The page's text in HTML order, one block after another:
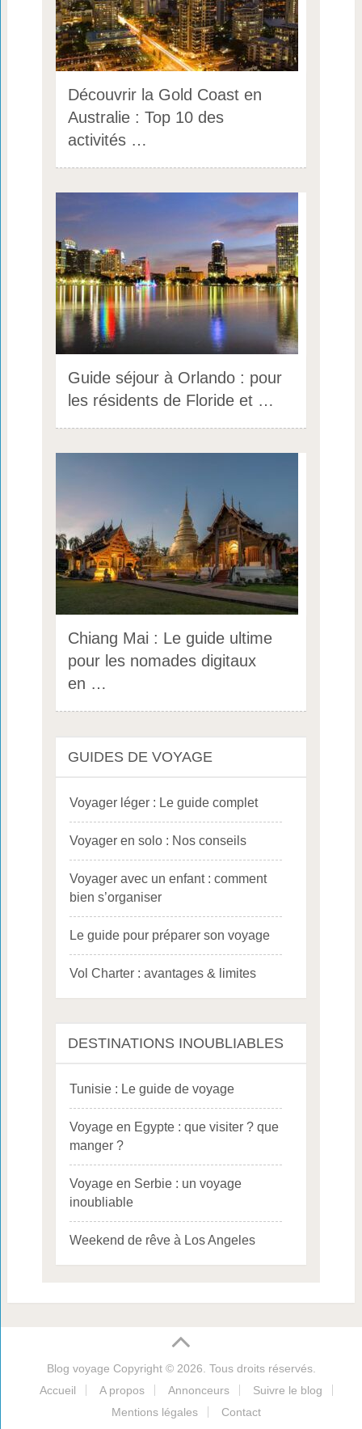
Découvrir la Gold Coast en
Australie : Top 10 des
activités …
Guide séjour à Orlando : pour
les résidents de Floride et …
Chiang Mai : Le guide ultime
pour les nomades digitaux
en …
GUIDES DE VOYAGE
Voyager léger : Le guide complet
Voyager en solo : Nos conseils
Voyager avec un enfant : comment
bien s’organiser
Le guide pour préparer son voyage
Vol Charter : avantages & limites
DESTINATIONS INOUBLIABLES
Tunisie : Le guide de voyage
Voyage en Egypte : que visiter ? que
manger ?
Voyage en Serbie : un voyage
inoubliable
Weekend de rêve à Los Angeles
Blog voyage Copyright © 2026. Tous droits réservés.
Accueil
A propos Annonceurs
Suivre le blog
Mentions légales
Contact